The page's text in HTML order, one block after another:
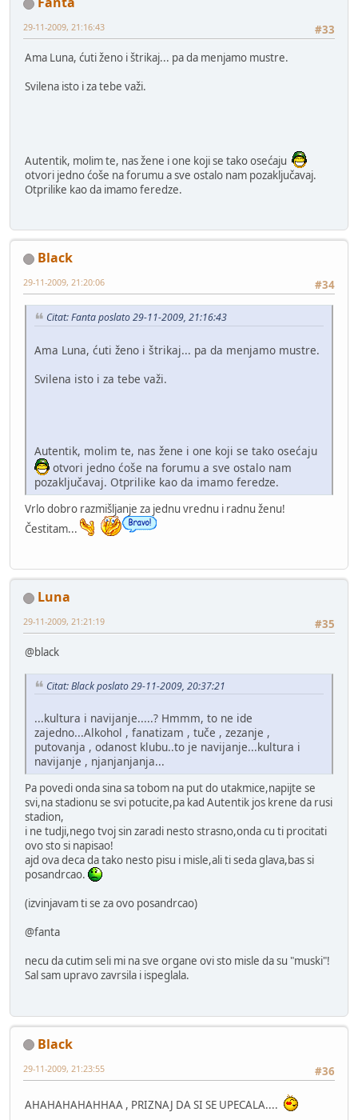
#33
29-11-2009, 21:16:43
Ama Luna, ćuti ženo i štrikaj... pa da menjamo mustre.
Svilena isto i za tebe važi.
Autentik, molim te, nas žene i one koji se tako osećaju
otvori jedno ćoše na forumu a sve ostalo nam pozaključavaj.
Otprilike kao da imamo feredze.
Black
#34
29-11-2009, 21:20:06
Citat: Fanta poslato 29-11-2009, 21:16:43
Ama Luna, ćuti ženo i štrikaj... pa da menjamo mustre.
Svilena isto i za tebe važi.
Autentik, molim te, nas žene i one koji se tako osećaju
otvori jedno ćoše na forumu a sve ostalo nam
pozaključavaj. Otprilike kao da imamo feredze.
Vrlo dobro razmišljanje za jednu vrednu i radnu ženu!
Čestitam...
Luna
#35
29-11-2009, 21:21:19
@black
Citat: Black poslato 29-11-2009, 20:37:21
...kultura i navijanje.....? Hmmm, to ne ide
zajedno...Alkohol , fanatizam , tuče , zezanje ,
putovanja , odanost klubu..to je navijanje...kultura i
navijanje , njanjanjanja...
Pa povedi onda sina sa tobom na put do utakmice,napijte se
svi,na stadionu se svi potucite,pa kad Autentik jos krene da rusi
stadion,
i ne tudji,nego tvoj sin zaradi nesto strasno,onda cu ti procitati
ovo sto si napisao!
ajd ova deca da tako nesto pisu i misle,ali ti seda glava,bas si
posandrcao.
(izvinjavam ti se za ovo posandrcao)
@fanta
necu da cutim seli mi na sve organe ovi sto misle da su "muski"!
Sal sam upravo zavrsila i ispeglala.
Black
#36
29-11-2009, 21:23:55
AHAHAHAHAHHAA , PRIZNAJ DA SI SE UPECALA....